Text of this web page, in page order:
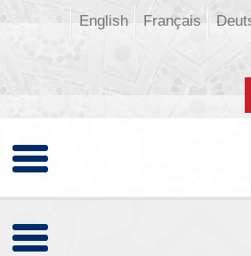
Français
English